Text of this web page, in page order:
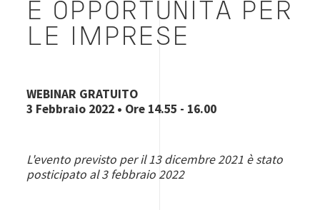
E OPPORTUNITÀ PER
LE IMPRESE
WEBINAR GRATUITO
3 Febbraio 2022 • Ore 14.55 - 16.00
L'evento previsto per il 13 dicembre 2021 è stato
posticipato al 3 febbraio 2022